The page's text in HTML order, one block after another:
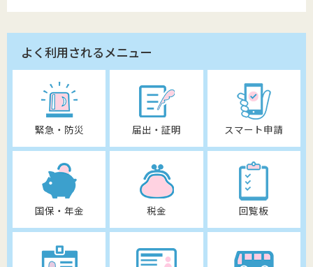
よく利用されるメニュー
緊急・防災 届出・証明 スマート申請
国保・年金 税金 回覧板